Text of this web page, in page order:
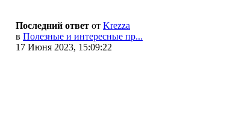
Последний ответ от Krezza
в Полезные и интересные пр...
17 Июня 2023, 15:09:22